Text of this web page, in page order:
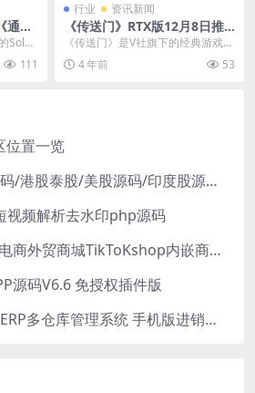
通缉
Soleil
：死
111
行业 资讯新闻
《传送门》RTX版12月8日推
出 支持DLSS3，可免费升级
《传送门》是V社旗下的经典游戏，
2022年12月8日推出是这款游戏推
出的15周年...
4 年前 53
位置一览
海外股票交易源码/港股泰股/美股源码/印度股源码/马拉西亚股票源码/国际股票配资
视频解析去水印php源码
Java多语言跨境电商外贸商城TikToKshop内嵌商城I商家入驻I一键铺
源码V6.6 免授权插件版
PHP进销存源码ERP多仓库管理系统 手机版进销存 php网络版进销存小程序